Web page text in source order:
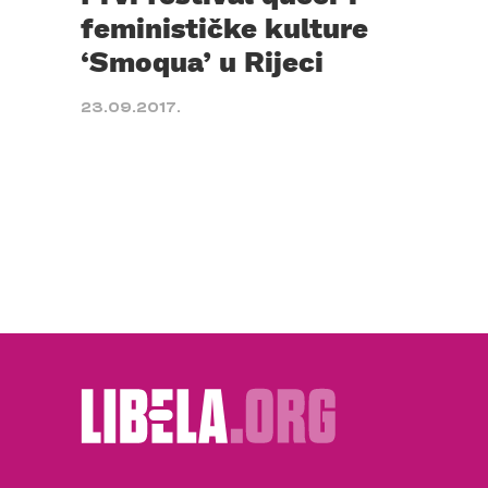
feminističke kulture
‘Smoqua’ u Rijeci
23.09.2017.